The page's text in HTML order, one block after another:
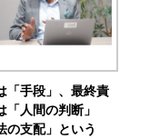
「手段」、最終責
「人間の判断」
の支配」という